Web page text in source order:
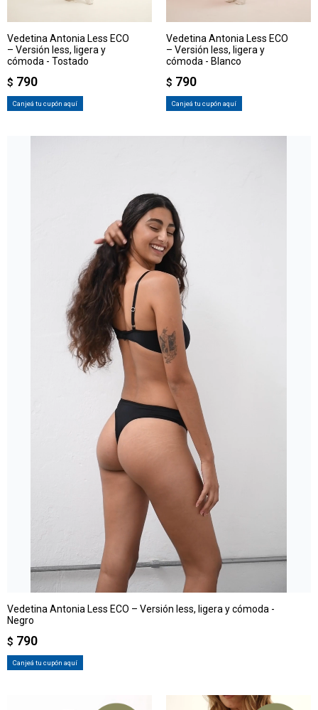
Vedetina Antonia Less ECO
– Versión less, ligera y
cómoda - Tostado
$ 790
Canjeá tu cupón aquí
Vedetina Antonia Less ECO
– Versión less, ligera y
cómoda - Blanco
$ 790
Canjeá tu cupón aquí
Vedetina Antonia Less ECO – Versión less, ligera y cómoda -
Negro
$ 790
Canjeá tu cupón aquí